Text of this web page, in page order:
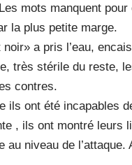
mots manquent
la plus petite marge.
a pris l’eau,
très stérile du reste,
contres.
ils ont été incapables
, ils ont montré leurs
niveau de